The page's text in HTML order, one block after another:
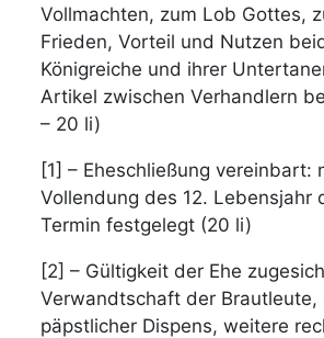
Vollmachten, zum Lob Gottes,
Frieden, Vorteil und Nutzen
Königreiche und ihrer
Artikel zwischen Verhandlern
– 20 li)
[1] – Eheschließung vereinbart:
Vollendung des 12. Lebensjahr
Termin festgelegt (20 li)
[2] – Gültigkeit der Ehe
Verwandtschaft der Brautleute,
päpstlicher Dispens, weitere